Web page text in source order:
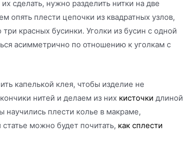
сделать, нужно разделить нитки на две
опять плести цепочки из квадратных узлов,
красных бусинки. Уголки из бусин с одной
асимметрично по отношению к уголкам с
капелькой клея, чтобы изделие не
нитей и делаем из них кисточки длиной
плести колье в макраме,
можно будет почитать, как сплести